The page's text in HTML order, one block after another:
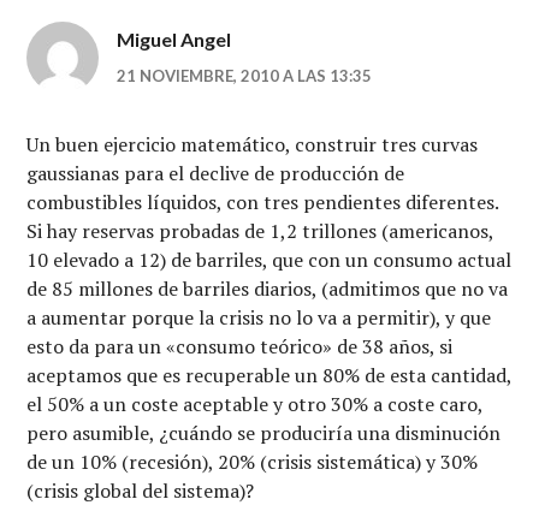
Miguel Angel
21 NOVIEMBRE, 2010 A LAS 13:35
Un buen ejercicio matemático, construir tres curvas
gaussianas para el declive de producción de
combustibles líquidos, con tres pendientes diferentes.
Si hay reservas probadas de 1,2 trillones (americanos,
10 elevado a 12) de barriles, que con un consumo actual
de 85 millones de barriles diarios, (admitimos que no va
a aumentar porque la crisis no lo va a permitir), y que
esto da para un «consumo teórico» de 38 años, si
aceptamos que es recuperable un 80% de esta cantidad,
el 50% a un coste aceptable y otro 30% a coste caro,
pero asumible, ¿cuándo se produciría una disminución
de un 10% (recesión), 20% (crisis sistemática) y 30%
(crisis global del sistema)?